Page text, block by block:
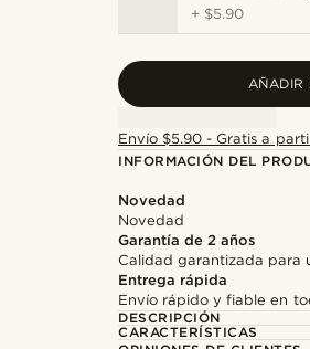
+ $5.90
AÑADIR
Envío $5.90 - Gratis a
INFORMACIÓN DEL
Novedad
Novedad
Garantía de 2 años
Calidad garantizada para
Entrega rápida
Envío rápido y fiable en
DESCRIPCIÓN
CARACTERÍSTICAS